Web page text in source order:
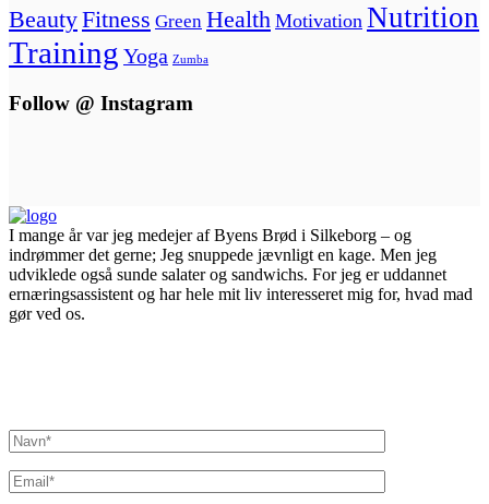
BeautyFitness Green Health Motivation Nutrition
Training Yoga Zumba
Follow @ Instagram
I mange år var jeg medejer af Byens Brød i Silkeborg – og
indrømmer det gerne; Jeg snuppede jævnligt en kage. Men jeg
udviklede også sunde salater og sandwichs. For jeg er uddannet
ernæringsassistent og har hele mit liv interesseret mig for, hvad mad
gør ved os.